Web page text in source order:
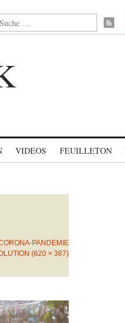
nach:
VIDEOS FEUILLETON
PANDEMIE
(620 × 387)